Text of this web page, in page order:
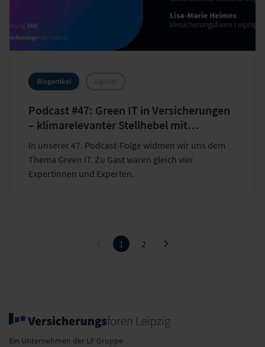
Blogartikel
Podcast #47: Green IT in Versicherungen
– klimarelevanter Stellhebel mit
Entwicklungspotenzial
In unserer 47. Podcast-Folge widmen wir uns dem
Thema Green IT. Zu Gast waren gleich vier
Expertinnen und Experten.
1 2
Ein Unternehmen der LF Gruppe